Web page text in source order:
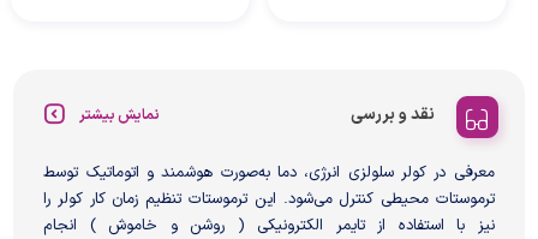
نقد و بررسی نمایش بیشتر
معرفی در کولر سلولزی انرژی، دما به‌صورت هوشمند و اتوماتیک توسط
ترموستات محیطی کنترل می‌شود. این ترموستات تنظیم زمان کار کولر را
نیز با استفاده از تایمر الکترونیکی ( روشن و خاموش ) انجام